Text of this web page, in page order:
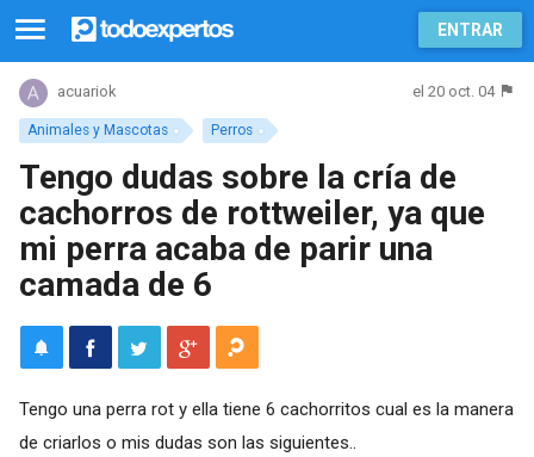
ENTRAR
Animales y Mascotas Perros
acuariok el 20 oct. 04
Tengo dudas sobre la cría de
cachorros de rottweiler, ya que
mi perra acaba de parir una
camada de 6
Tengo una perra rot y ella tiene 6 cachorritos cual es la manera
de criarlos o mis dudas son las siguientes..